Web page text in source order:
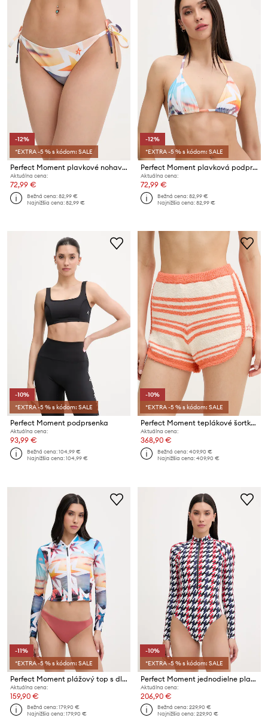
-12%
*EXTRA -5 % s kódom: SALE
Perfect Moment plavkové nohavičky dámske Salinas
Aktuálna cena:
72,99 €
Bežná cena:82,99 €
Najnižšia cena:82,99 €
-12%
*EXTRA -5 % s kódom: SALE
Perfect Moment plavková podprsenka dámska Salinas
Aktuálna cena:
72,99 €
Bežná cena:82,99 €
Najnižšia cena:82,99 €
-10%
*EXTRA -5 % s kódom: SALE
Perfect Moment podprsenka
Aktuálna cena:
93,99 €
Bežná cena:104,99 €
Najnižšia cena:104,99 €
-10%
*EXTRA -5 % s kódom: SALE
Perfect Moment teplákové šortky dámske s bavlnou
Aktuálna cena:
368,90 €
Bežná cena:409,90 €
Najnižšia cena:409,90 €
-11%
*EXTRA -5 % s kódom: SALE
Perfect Moment plážový top s dlhým rukávom dámsky
Aktuálna cena:
159,90 €
Bežná cena:179,90 €
Najnižšia cena:179,90 €
-10%
*EXTRA -5 % s kódom: SALE
Perfect Moment jednodielne plavky dámske
Aktuálna cena:
206,90 €
Bežná cena:229,90 €
Najnižšia cena:229,90 €